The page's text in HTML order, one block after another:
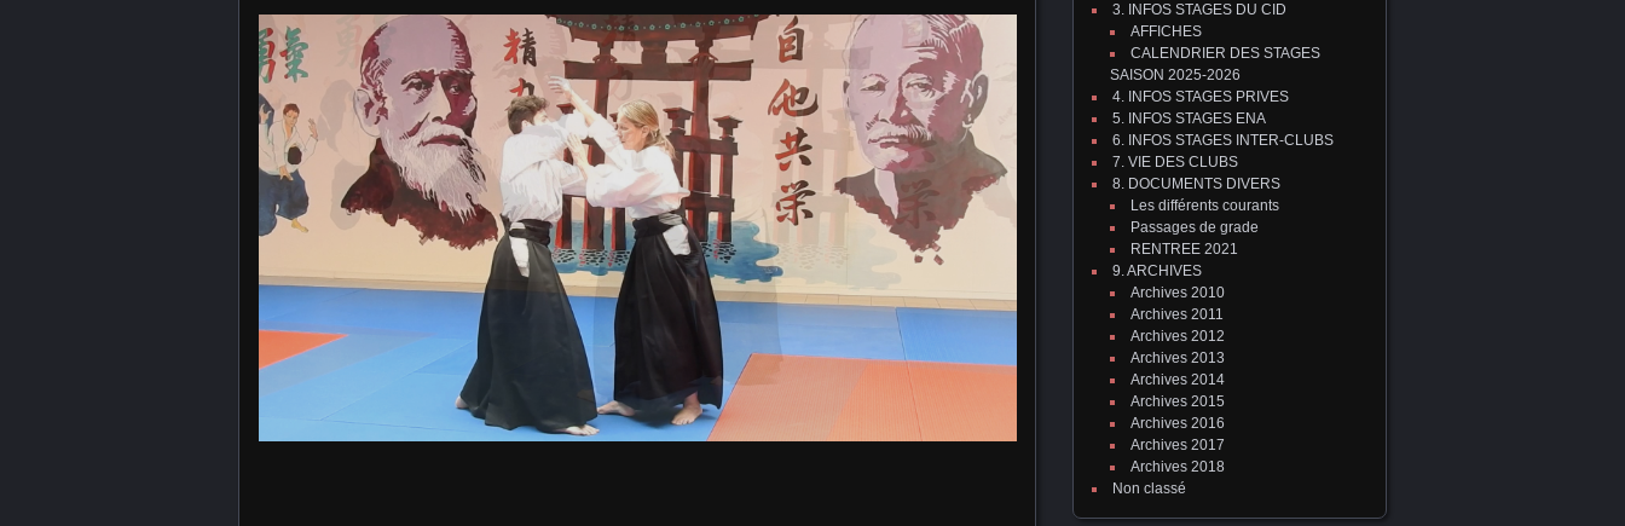
3. INFOS STAGES DU CID
AFFICHES
CALENDRIER DES STAGES
SAISON 2025-2026
4. INFOS STAGES PRIVES
5. INFOS STAGES ENA
6. INFOS STAGES INTER-CLUBS
7. VIE DES CLUBS
8. DOCUMENTS DIVERS
Les différents courants
Passages de grade
RENTREE 2021
9. ARCHIVES
Archives 2010
Archives 2011
Archives 2012
Archives 2013
Archives 2014
Archives 2015
Archives 2016
Archives 2017
Archives 2018
Non classé